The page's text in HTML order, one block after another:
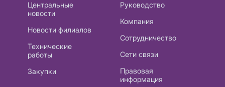
Центральные
новости
Новости филиалов
Технические
работы
Закупки
Руководство
Компания
Сотрудничество
Сети связи
Правовая
информация